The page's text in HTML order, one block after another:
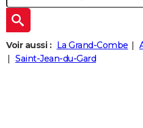
Forum
Aménagement intérieur
Extérieur
Cuisine
Salle de bains
Jardinage
Rangement
+WEEK-END
Guides de France
Escapades
Patrimoine
Expositions
Musées
Week-end nature
+
LIFESTYLE
Art de vivre
Bien-être
Loisirs
Mode
Modes de vie
SANTE
Voir aussi : La Grand-Combe
Saint-Jean-du-Gard